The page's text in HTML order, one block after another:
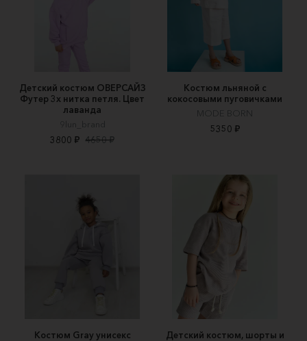
Детский костюм ОВЕРСАЙЗ
Футер 3х нитка петля. Цвет
лаванда
9lun_brand
3800 ₽ 4650 ₽
Костюм льняной с
кокосовыми пуговичками
MODE BORN
5350 ₽
Костюм Gray унисекс
Детский костюм, шорты и